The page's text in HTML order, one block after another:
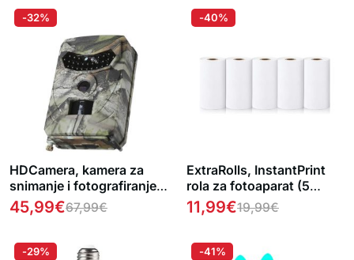
HDCamera, kamera za
snimanje i fotografiranje
kućnog okruženja
45,99€67,99€
-32%
ExtraRolls, InstantPrint
rola za fotoaparat (5
komada)
11,99€19,99€
-40%
-29% -41%